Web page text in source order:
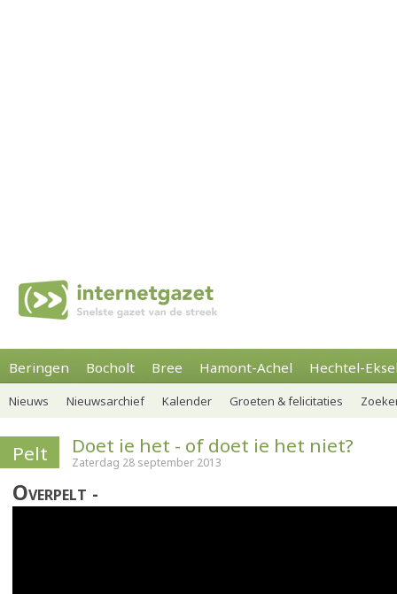
Beringen Bocholt Bree Hamont-Achel Hechtel-
Nieuws Nieuwsarchief Kalender Groeten & felicitaties
Pelt Doet ie het - of doet ie het niet?
Zaterdag 28 september 2013
Overpelt